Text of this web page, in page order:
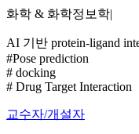
화학 & 화학정보학|
AI 기반 protein-ligand
#Pose prediction
# docking
# Drug Target Interaction
교수자/개설자